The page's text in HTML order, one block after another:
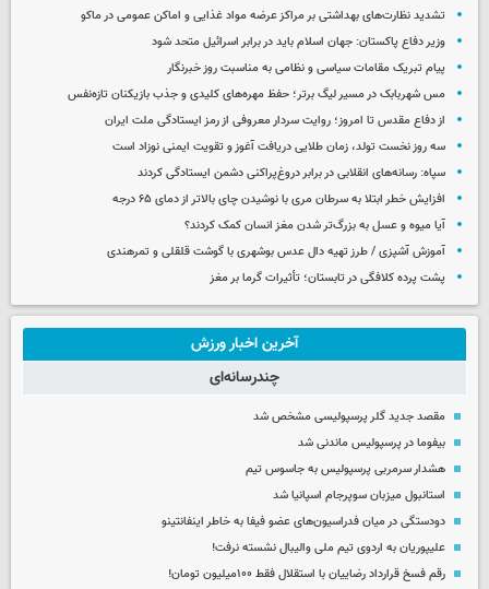
تشدید نظارت‌های بهداشتی بر مراکز عرضه مواد غذایی و اماکن عمومی در ماکو
وزیر دفاع پاکستان: جهان اسلام باید در برابر اسرائیل متحد شود
پیام تبریک مقامات سیاسی و نظامی به مناسبت روز خبرنگار
مس شهربابک در مسیر لیگ برتر؛ حفظ مهره‌های کلیدی و جذب بازیکنان تازه‌نفس
از دفاع مقدس تا امروز؛ روایت سردار معروفی از رمز ایستادگی ملت ایران
سه روز نخست تولد، زمان طلایی دریافت آغوز و تقویت ایمنی نوزاد است
سپاه: رسانه‌های انقلابی در برابر دروغ‌پراکنی دشمن ایستادگی کردند
افزایش خطر ابتلا به سرطان مری با نوشیدن چای بالاتر از دمای ۶۵ درجه
آیا میوه و عسل به بزرگ‌تر شدن مغز انسان کمک کردند؟
آموزش آشپزی / طرز تهیه دال عدس بوشهری با گوشت قلقلی و تمرهندی
پشت پرده کلافگی در تابستان؛ تأثیرات گرما بر مغز
آخرین اخبار ورزش
چندرسانه‌ای
مقصد جدید گلر پرسپولیسی مشخص شد
بیفوما در پرسپولیس ماندنی شد
هشدار سرمربی پرسپولیس به جاسوس تیم
استانبول میزبان سوپرجام اسپانیا شد
دودستگی در میان فدراسیون‌های عضو فیفا به خاطر اینفانتینو
علیپوریان به اردوی تیم ملی والیبال نشسته نرفت!
رقم فسخ قرارداد رضاییان با استقلال فقط ۱۰۰میلیون تومان!